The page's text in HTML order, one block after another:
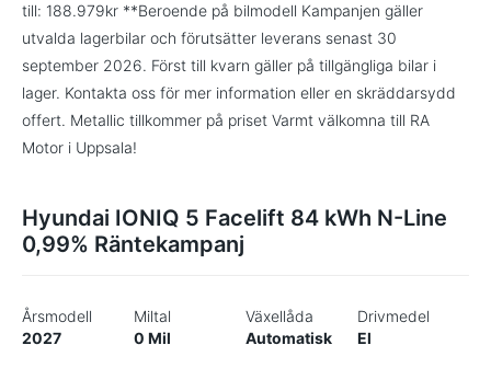
till: 188.979kr **Beroende på bilmodell Kampanjen gäller
utvalda lagerbilar och förutsätter leverans senast 30
september 2026. Först till kvarn gäller på tillgängliga bilar i
lager. Kontakta oss för mer information eller en skräddarsydd
offert. Metallic tillkommer på priset Varmt välkomna till RA
Motor i Uppsala!
Hyundai IONIQ 5 Facelift 84 kWh N-Line
0,99% Räntekampanj
Årsmodell
2027
Miltal
0 Mil
Växellåda
Automatisk
Drivmedel
El